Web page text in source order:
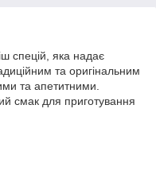
спецій, яка надає
та оригінальним
та апетитними.
смак для приготування